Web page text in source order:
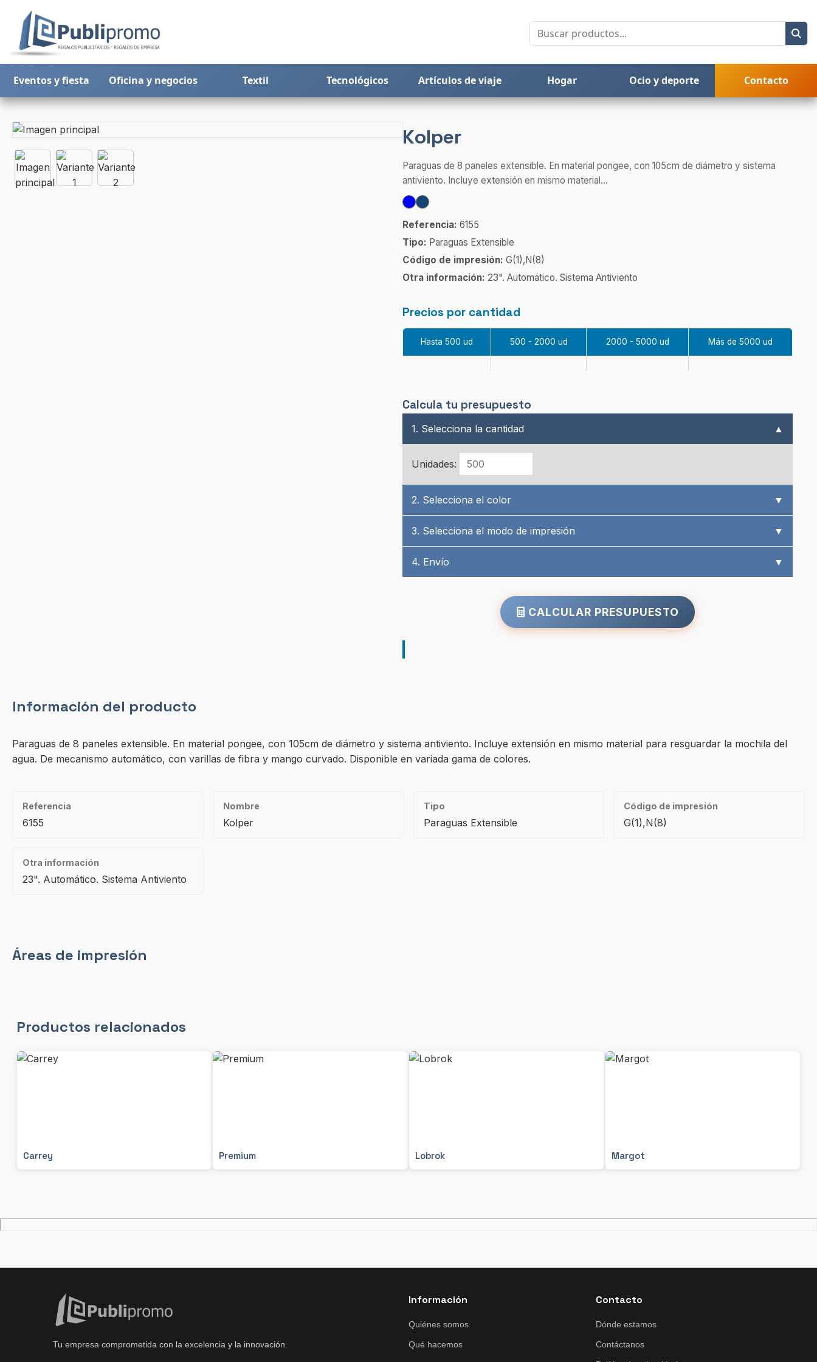
Eventos y fiesta Oficina y negocios Textil Tecnológicos Artículos de viaje Hogar Ocio y deporte Contacto
Kolper
Paraguas de 8 paneles extensible. En material pongee, con 105cm de diámetro y sistema
antiviento. Incluye extensión en mismo material...
Referencia: 6155
Tipo: Paraguas Extensible
Código de impresión: G(1),N(8)
Otra información: 23". Automático. Sistema Antiviento
Precios por cantidad
Hasta 500 ud 500 - 2000 ud 2000 - 5000 ud Más de 5000 ud
Calcula tu presupuesto
1. Selecciona la cantidad ▲
Unidades:
2. Selecciona el color ▼
3. Selecciona el modo de impresión ▼
4. Envío ▼
CALCULAR PRESUPUESTO
Información del producto
Paraguas de 8 paneles extensible. En material pongee, con 105cm de diámetro y sistema antiviento. Incluye extensión en mismo material para resguardar la mochila del
agua. De mecanismo automático, con varillas de fibra y mango curvado. Disponible en variada gama de colores.
Referencia
6155
Nombre
Kolper
Tipo
Paraguas Extensible
Código de impresión
G(1),N(8)
Otra información
23". Automático. Sistema Antiviento
Áreas de impresión
Productos relacionados
Carrey Premium Lobrok Margot
Tu empresa comprometida con la excelencia y la innovación.
Información
Quiénes somos
Qué hacemos
Contacto
Dónde estamos
Contáctanos